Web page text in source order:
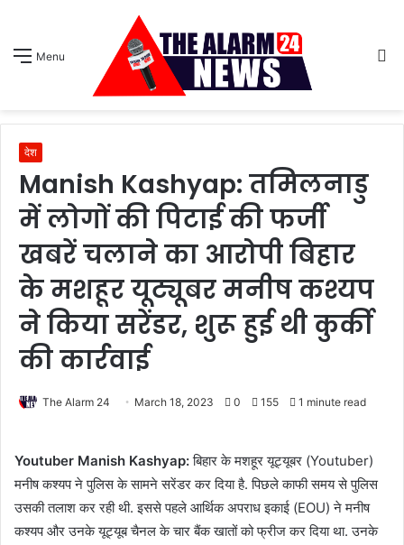
Menu
देश
Manish Kashyap: तमिलनाडु
में लोगों की पिटाई की फर्जी
खबरें चलाने का आरोपी बिहार
के मशहूर यूट्यूबर मनीष कश्यप
ने किया सरेंडर, शुरू हुई थी कुर्की
की कार्रवाई
The Alarm 24 March 18, 2023 0 155 1 minute read
Youtuber Manish Kashyap:बिहार के मशहूर यूट्यूबर (Youtuber)
मनीष कश्यप ने पुलिस के सामने सरेंडर कर दिया है. पिछले काफी समय से पुलिस
उसकी तलाश कर रही थी. इससे पहले आर्थिक अपराध इकाई (EOU) ने मनीष
कश्यप और उनके यूट्यूब चैनल के चार बैंक खातों को फ्रीज कर दिया था. उनके